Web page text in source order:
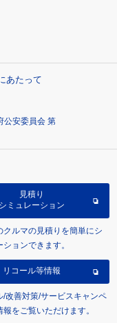
あたって
公安委員会 第
見積り
シミュレーション
クルマの見積りを簡単にシ
ションできます。
リコール等情報
/改善対策/サービスキャンペ
報をご覧いただけます。